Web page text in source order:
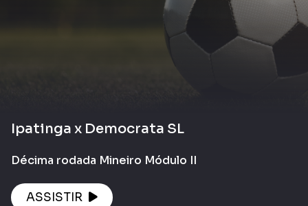
Ipatinga x Democrata SL
Décima rodada Mineiro Módulo II
ASSISTIR